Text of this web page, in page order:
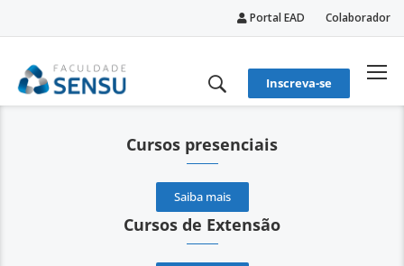
Portal EAD Colaborador
Inscreva-se
Cursos presenciais
Saiba mais
Cursos de Extensão